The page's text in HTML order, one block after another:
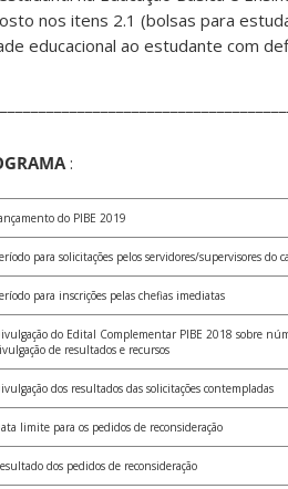
nos itens 2.1 (bolsas para
educacional ao estudante com
:
do PIBE 2019
para solicitações pelos servidores/supervisores do
para inscrições pelas chefias imediatas
do Edital Complementar PIBE 2018 sobre
de resultados e recursos
dos resultados das solicitações contempladas
limite para os pedidos de reconsideração
dos pedidos de reconsideração